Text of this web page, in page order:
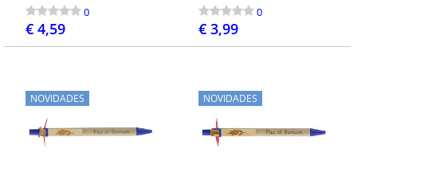
0
€ 4,59
0
€ 3,99
NOVIDADES NOVIDADES